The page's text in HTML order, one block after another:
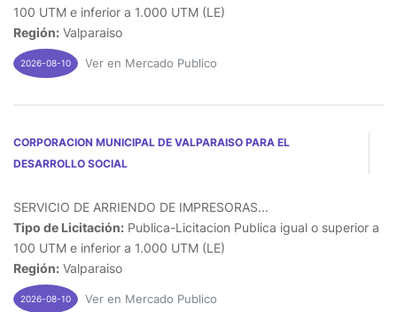
100 UTM e inferior a 1.000 UTM (LE)
Región: Valparaiso
2026-08-10 Ver en Mercado Publico
CORPORACION MUNICIPAL DE VALPARAISO PARA EL
DESARROLLO SOCIAL
SERVICIO DE ARRIENDO DE IMPRESORAS...
Tipo de Licitación: Publica-Licitacion Publica igual o superior a
100 UTM e inferior a 1.000 UTM (LE)
Región: Valparaiso
2026-08-10 Ver en Mercado Publico